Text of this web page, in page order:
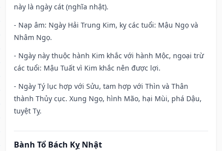
này là ngày cát (nghĩa nhật).
- Nạp âm: Ngày Hải Trung Kim, kỵ các tuổi: Mậu Ngọ và
Nhâm Ngọ.
- Ngày này thuộc hành Kim khắc với hành Mộc, ngoại trừ
các tuổi: Mậu Tuất vì Kim khắc nên được lợi.
- Ngày Tý lục hợp với Sửu, tam hợp với Thìn và Thân
thành Thủy cục. Xung Ngọ, hình Mão, hại Mùi, phá Dậu,
tuyệt Tỵ.
Bành Tổ Bách Kỵ Nhật